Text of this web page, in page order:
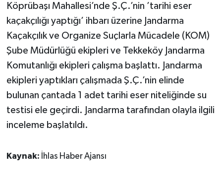
Köprübaşı Mahallesi’nde Ş.Ç.’nin ’tarihi eser
kaçakçılığı yaptığı’ ihbarı üzerine Jandarma
Kaçakçılık ve Organize Suçlarla Mücadele (KOM)
Şube Müdürlüğü ekipleri ve Tekkeköy Jandarma
Komutanlığı ekipleri çalışma başlattı. Jandarma
ekipleri yaptıkları çalışmada Ş.Ç.’nin elinde
bulunan çantada 1 adet tarihi eser niteliğinde su
testisi ele geçirdi. Jandarma tarafından olayla ilgili
inceleme başlatıldı.
Kaynak: İhlas Haber Ajansı